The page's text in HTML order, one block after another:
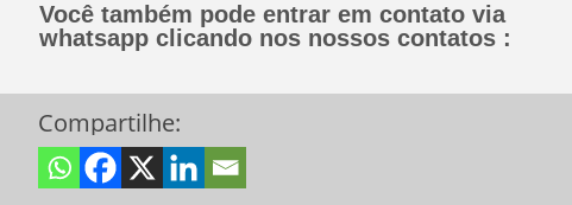
Você também pode entrar em contato via
whatsapp clicando nos nossos contatos :
Compartilhe: